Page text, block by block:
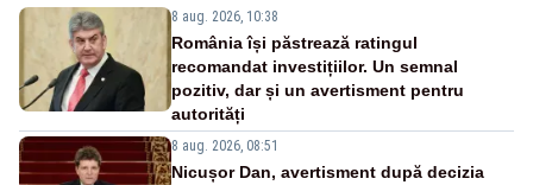
8 aug. 2026, 10:38
România își păstrează ratingul
recomandat investițiilor. Un semnal
pozitiv, dar și un avertisment pentru
autorități
8 aug. 2026, 08:51
Nicușor Dan, avertisment după decizia